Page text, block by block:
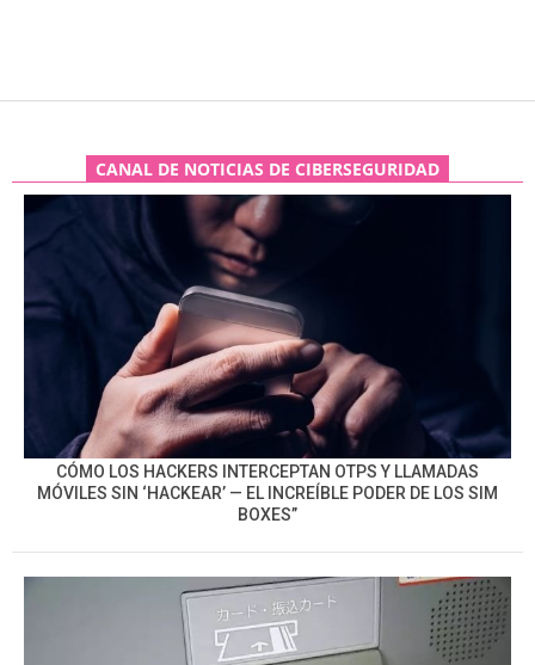
CANAL DE NOTICIAS DE CIBERSEGURIDAD
CÓMO LOS HACKERS INTERCEPTAN OTPS Y LLAMADAS
MÓVILES SIN ‘HACKEAR’ — EL INCREÍBLE PODER DE LOS SIM
BOXES”